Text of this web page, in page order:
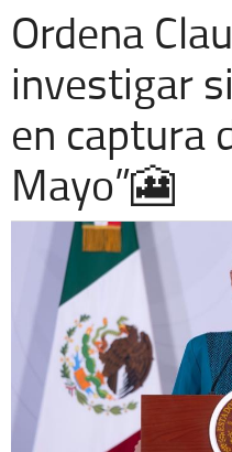
Cronos
Economía
Extra +
Ordena
investigar
en captura
Mayo”🎦